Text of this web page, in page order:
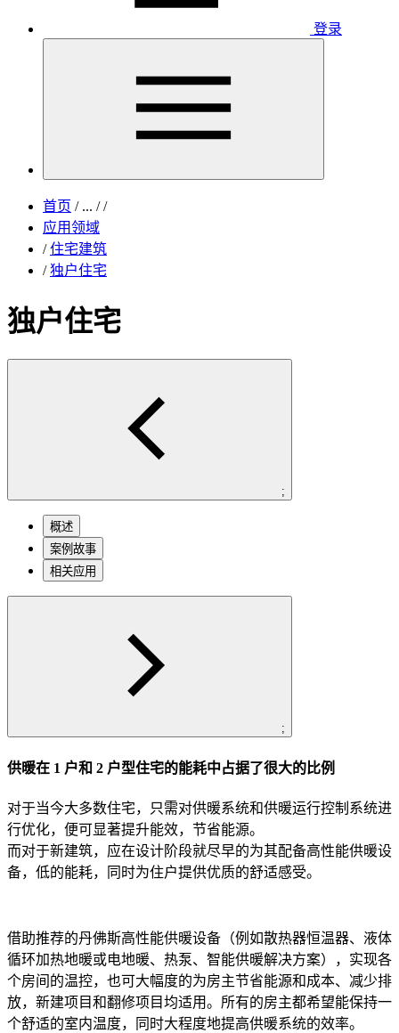
登录
首页 /... / /
应用领域
/ 住宅建筑
/ 独户住宅
独户住宅
;
概述
案例故事
相关应用
;
供暖在 1 户和 2 户型住宅的能耗中占据了很大的比例
对于当今大多数住宅，只需对供暖系统和供暖运行控制系统进
行优化，便可显著提升能效，节省能源。
而对于新建筑，应在设计阶段就尽早的为其配备高性能供暖设
备，低的能耗，同时为住户提供优质的舒适感受。
借助推荐的丹佛斯高性能供暖设备（例如散热器恒温器、液体
循环加热地暖或电地暖、热泵、智能供暖解决方案），实现各
个房间的温控，也可大幅度的为房主节省能源和成本、减少排
放，新建项目和翻修项目均适用。所有的房主都希望能保持一
个舒适的室内温度，同时大程度地提高供暖系统的效率。